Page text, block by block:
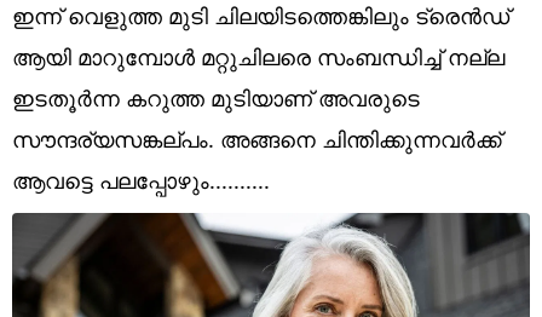
Technology
Religion
Web Story
Photo
Short Videos
ഇന്ന് വെളുത്ത മുടി ചിലയിടത്തെങ്കിലും ട്രെൻഡ്
ആയി മാറുമ്പോൾ മറ്റുചിലരെ സംബന്ധിച്ച് നല്ല
ഇടതൂർന്ന കറുത്ത മുടിയാണ് അവരുടെ
സൗന്ദര്യസങ്കല്പം. അങ്ങനെ ചിന്തിക്കുന്നവർക്ക്
ആവട്ടെ പലപ്പോഴും..........